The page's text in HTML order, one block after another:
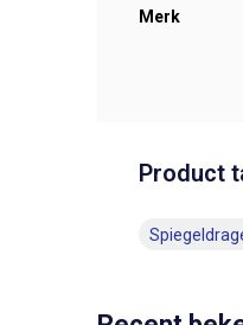
Merk
Product